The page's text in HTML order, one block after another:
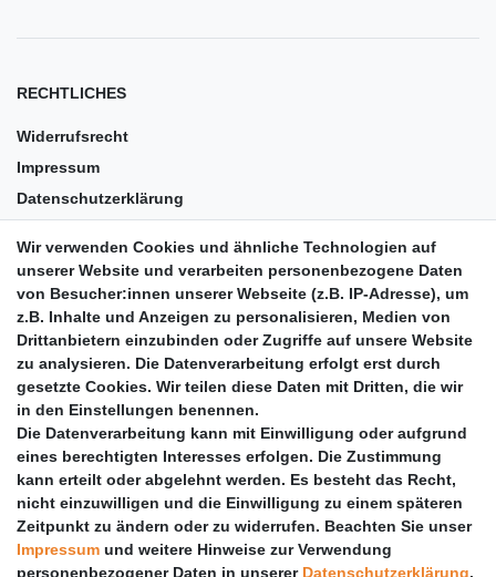
RECHTLICHES
Widerrufsrecht
Impressum
Datenschutzerklärung
Barrierefreiheit
Anleitungen
Vertrag widerrufen
PARTNER
DHL
GLS
PaketPLUS
Wir verwenden Cookies und ähnliche Technologien auf
unserer Website und verarbeiten personenbezogene Daten
von Besucher:innen unserer Webseite (z.B. IP-Adresse), um
z.B. Inhalte und Anzeigen zu personalisieren, Medien von
Drittanbietern einzubinden oder Zugriffe auf unsere Website
zu analysieren. Die Datenverarbeitung erfolgt erst durch
gesetzte Cookies. Wir teilen diese Daten mit Dritten, die wir
in den Einstellungen benennen.
Die Datenverarbeitung kann mit Einwilligung oder aufgrund
eines berechtigten Interesses erfolgen. Die Zustimmung
kann erteilt oder abgelehnt werden. Es besteht das Recht,
nicht einzuwilligen und die Einwilligung zu einem späteren
Zeitpunkt zu ändern oder zu widerrufen. Beachten Sie unser
Impressum und weitere Hinweise zur Verwendung
personenbezogener Daten in unserer Daten­schutz­erklärung.